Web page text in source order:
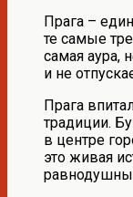
Прага –
те самые
самая аура,
и не
Прага
традиции.
в центре
это живая